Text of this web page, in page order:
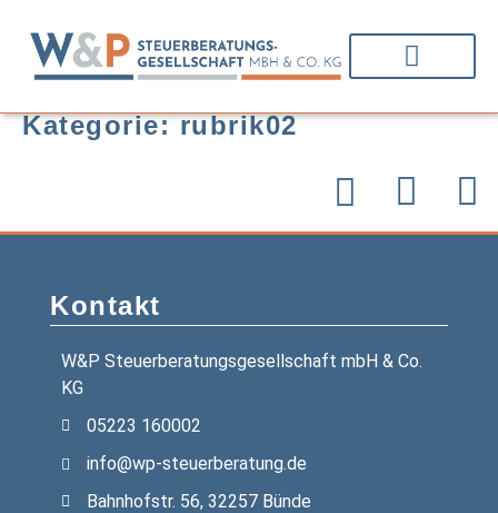
Kategorie:rubrik02
Kontakt
W&P Steuerberatungsgesellschaft mbH & Co.
KG
05223 160002
info@wp-steuerberatung.de
Bahnhofstr. 56, 32257 Bünde